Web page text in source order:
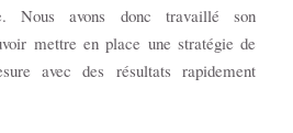
Nous avons donc travaillé son
mettre en place une stratégie de
avec des résultats rapidement